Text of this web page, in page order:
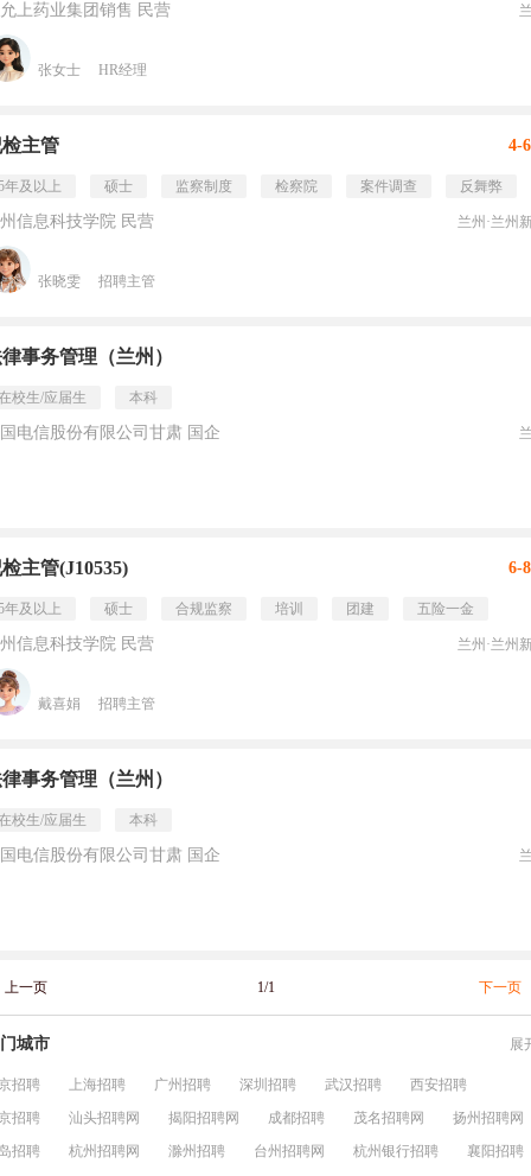
上药业集团销售 民营
张女士 HR经理
主管 4-
年及以上 硕士 监察制度 检察院 案件调查 反舞弊
信息科技学院 民营 兰州·兰州
张晓雯 招聘主管
事务管理（兰州）
校生/应届生 本科
电信股份有限公司甘肃 国企
主管(J10535) 6-
年及以上 硕士 合规监察 培训 团建 五险一金
信息科技学院 民营 兰州·兰州
戴喜娟 招聘主管
事务管理（兰州）
校生/应届生 本科
电信股份有限公司甘肃 国企
上一页 1/1 下一页
城市 展
招聘 上海招聘 广州招聘 深圳招聘 武汉招聘
西安招聘
招聘
汕头招聘网 揭阳招聘网 成都招聘 茂名招聘网
扬州招聘网
招聘
杭州招聘网 滁州招聘 台州招聘网 杭州银行招聘 襄阳招聘